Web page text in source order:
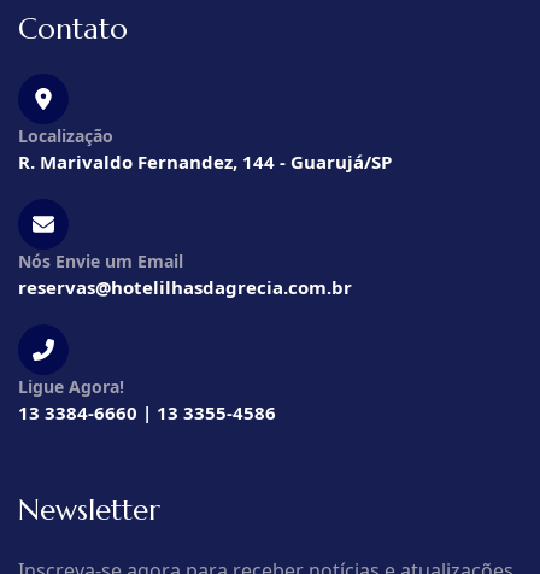
Contato
Localização
R. Marivaldo Fernandez, 144 - Guarujá/SP
Nós Envie um Email
reservas@hotelilhasdagrecia.com.br
Ligue Agora!
13 3384-6660 | 13 3355-4586
Newsletter